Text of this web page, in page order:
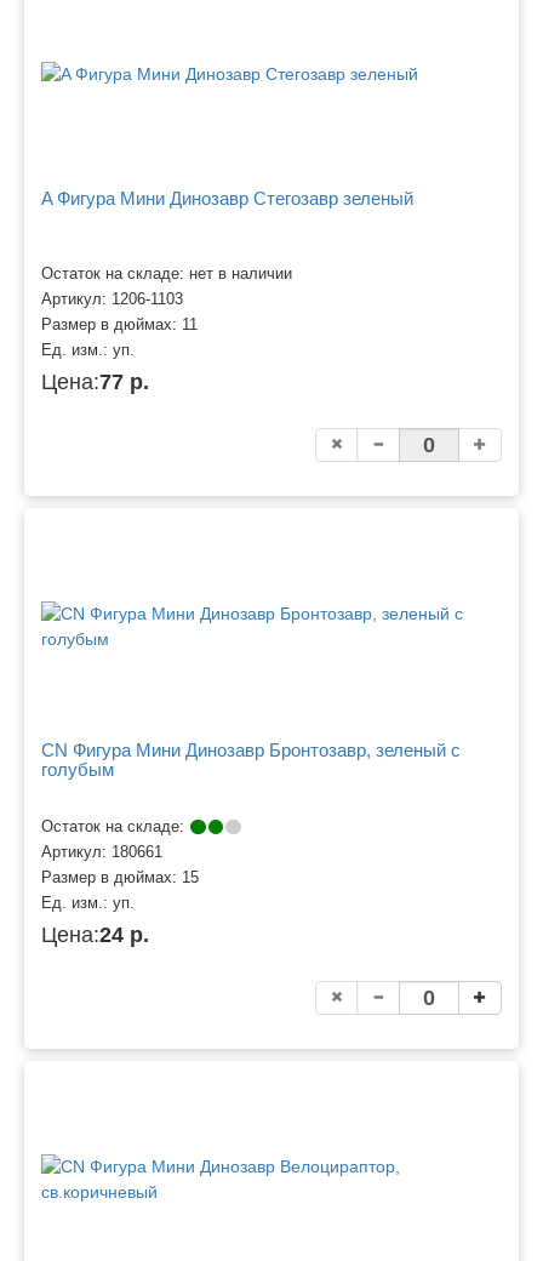
A Фигура Мини Динозавр Стегозавр зеленый
Остаток на складе: нет в наличии
Артикул: 1206-1103
Размер в дюймах: 11
Ед. изм.: уп.
Цена:77 р.
CN Фигура Мини Динозавр Бронтозавр, зеленый с
голубым
Остаток на складе:
Артикул: 180661
Размер в дюймах: 15
Ед. изм.: уп.
Цена:24 р.